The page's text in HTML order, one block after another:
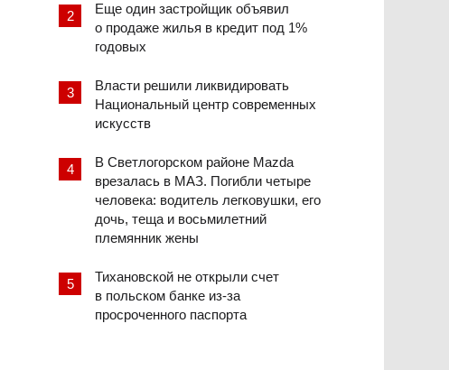
Еще один застройщик объявил
о продаже жилья в кредит под 1%
годовых
Власти решили ликвидировать
Национальный центр современных
искусств
В Светлогорском районе Mazda
врезалась в МАЗ. Погибли четыре
человека: водитель легковушки, его
дочь, теща и восьмилетний
племянник жены
Тихановской не открыли счет
в польском банке из-за
просроченного паспорта